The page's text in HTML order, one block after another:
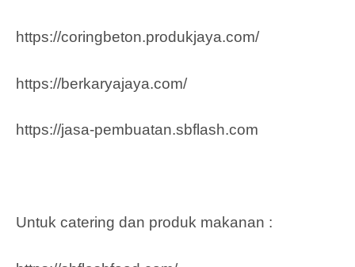
https://coringbeton.produkjaya.com/
https://berkaryajaya.com/
https://jasa-pembuatan.sbflash.com
Untuk catering dan produk makanan :